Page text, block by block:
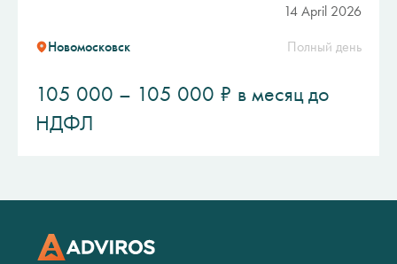
14 April 2026
Новомосковск Полный день
105 000 – 105 000 ₽ в месяц до
НДФЛ